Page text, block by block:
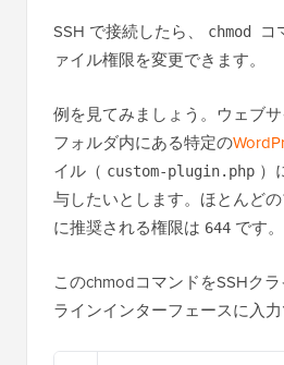
SSH で接続したら、 chmod
コ
ァイル権限を変更できます。
例を見てみましょう。ウェブ
フォルダ内にある特定の
イル（ custom-plugin.php ）
与したいとします。ほとんど
に推奨される権限は 644 です。
このchmodコマンドをSSHク
ラインインターフェースに入力